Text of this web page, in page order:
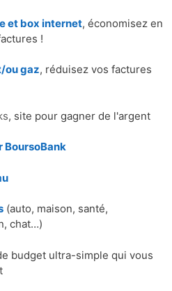
et box internet, économisez en
!
ou gaz, réduisez vos factures
, site pour gagner de l'argent
BoursoBank
(auto, maison, santé,
chat…)
budget ultra-simple qui vous